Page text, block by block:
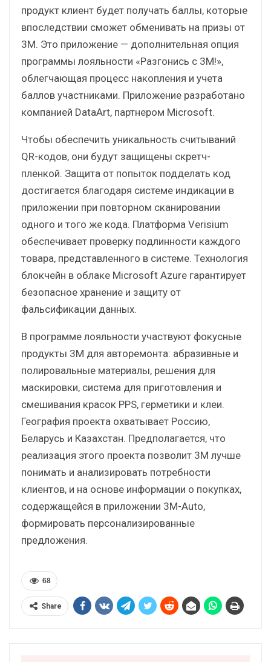
продукт клиент будет получать баллы, которые
впоследствии сможет обменивать на призы от
3M. Это приложение — дополнительная опция
программы лояльности «Разгонись с 3М!»,
облегчающая процесс накопления и учета
баллов участниками. Приложение разработано
компанией DataArt, партнером Microsoft.
Чтобы обеспечить уникальность считываний
QR-кодов, они будут защищены скретч-
пленкой. Защита от попыток подделать код
достигается благодаря системе индикации в
приложении при повторном сканировании
одного и того же кода. Платформа Verisium
обеспечивает проверку подлинности каждого
товара, представленного в системе. Технология
блокчейн в облаке Microsoft Azure гарантирует
безопасное хранение и защиту от
фальсификации данных.
В программе лояльности участвуют фокусные
продукты 3М для авторемонта: абразивные и
полировальные материалы, решения для
маскировки, система для приготовления и
смешивания красок PPS, герметики и клеи.
География проекта охватывает Россию,
Беларусь и Казахстан. Предполагается, что
реализация этого проекта позволит 3М лучше
понимать и анализировать потребности
клиентов, и на основе информации о покупках,
содержащейся в приложении 3M-Auto,
формировать персонализированные
предложения.
68
Share